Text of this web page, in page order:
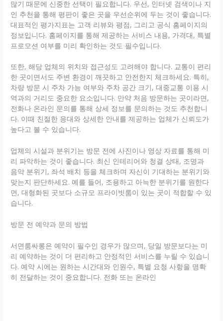
많기 때문에 신중한 선택이 필요합니다. 우선, 인터넷 검색이나 지
인 추천을 통해 평판이 좋은 곳을 우선순위에 두는 것이 좋습니다.
대표적인 평가지표는 고객 리뷰와 평점, 그리고 공식 홈페이지의
정보입니다. 홈페이지를 통해 제공하는 서비스 내용, 가격대, 특별
프로모션 여부를 미리 확인하는 것도 필수입니다.
또한, 해당 업체의 위치와 접근성도 고려해야 합니다. 교통이 편리
한 곳이면서도 주변 환경이 깨끗하고 안전한지 체크하세요. 특히,
차량 방문 시 주차 가능 여부와 주차 공간 크기, 대중교통 이용 시
역과의 거리도 중요한 요소입니다. 만약 처음 방문하는 곳이라면,
전화나 온라인 문의를 통해 상세 정보를 문의하는 것도 추천합니
다. 이때 친절한 응대와 상세한 안내를 제공하는 업체가 신뢰도가
높다고 볼 수 있습니다.
업체의 시설과 분위기는 방문 전에 사진이나 영상 자료를 통해 미
리 파악하는 것이 좋습니다. 최신 인테리어와 청결 상태, 조명과
음악 분위기, 좌석 배치 등을 체크하며 자신이 기대하는 분위기와
맞는지 판단하세요. 예를 들어, 조용하고 아늑한 분위기를 원한다
면, 대형화된 곳보다 소규모 프라이빗룸이 있는 곳이 적합할 수 있
습니다.
방문 전 예약과 문의 방법
서면룸싸롱은 예약이 필수인 경우가 많으며, 당일 방문보다는 미
리 예약하는 것이 더 편리하고 안정적인 서비스를 누릴 수 있습니
다. 예약 시에는 원하는 시간대와 인원수, 특별 요청 사항을 명확
히 전달하는 것이 중요합니다. 전화 또는 온라인